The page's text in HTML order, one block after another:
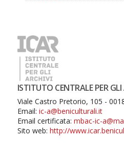
ISTITUTO CENTRALE PER
Viale Castro Pretorio, 105 -
Email: ic-a@beniculturali.it
Email certificata: mbac-ic-
Sito web: http://